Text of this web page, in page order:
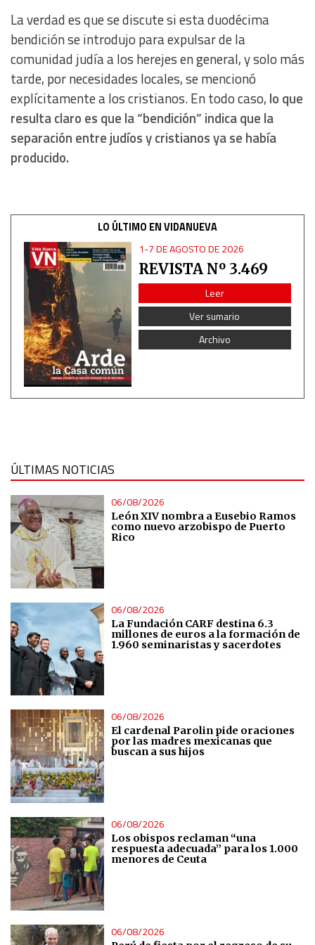
La verdad es que se discute si esta duodécima
bendición se introdujo para expulsar de la
comunidad judía a los herejes en general, y solo más
tarde, por necesidades locales, se mencionó
explícitamente a los cristianos. En todo caso, lo que
resulta claro es que la “bendición” indica que la
separación entre judíos y cristianos ya se había
producido.
LO ÚLTIMO EN VIDANUEVA
1-7 DE AGOSTO DE 2026
REVISTA Nº 3.469
Leer
Ver sumario
Archivo
ÚLTIMAS NOTICIAS
06/08/2026
León XIV nombra a Eusebio Ramos
como nuevo arzobispo de Puerto
Rico
06/08/2026
La Fundación CARF destina 6.3
millones de euros a la formación de
1.960 seminaristas y sacerdotes
06/08/2026
El cardenal Parolin pide oraciones
por las madres mexicanas que
buscan a sus hijos
06/08/2026
Los obispos reclaman “una
respuesta adecuada” para los 1.000
menores de Ceuta
06/08/2026
Measure advertising performance
Measure content performance
Understand audiences through statistics or combinations
of data from different sources
Develop and improve services
Use precise geolocation data
Identify devices based on information actively requested
Non-IAB processing purposes:
Essential
Analytical
Advertising